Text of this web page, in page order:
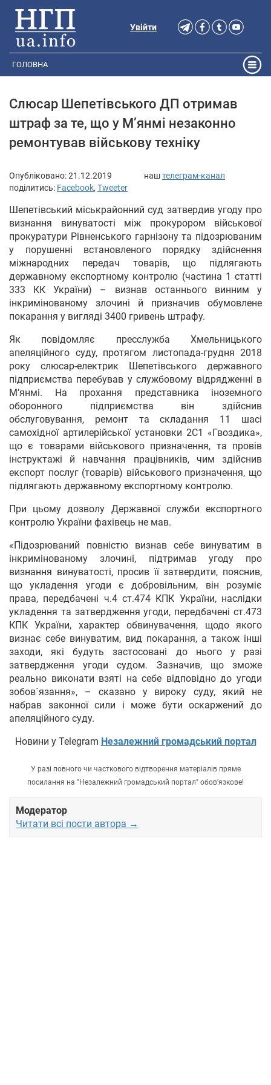
Увійти
ГОЛОВНА
Cлюсар Шепетівського ДП отримав
штраф за те, що у М’янмі незаконно
ремонтував військову техніку
Опубліковано:21.12.2019 наштелеграм-канал
поділитись: Facebook, Tweeter
Шепетівський міськрайонний суд затвердив угоду про
визнання винуватості між прокурором військової
прокуратури Рівненського гарнізону та підозрюваним
у порушенні встановленого порядку здійснення
міжнародних передач товарів, що підлягають
державному експортному контролю (частина 1 статті
333 КК України) – визнав останнього винним у
інкримінованому злочині й призначив обумовлене
покарання у вигляді 3400 гривень штрафу.
Як повідомляє пресслужба Хмельницького
апеляційного суду, протягом листопада-грудня 2018
року слюсар-електрик Шепетівського державного
підприємства перебував у службовому відрядженні в
М’янмі. На прохання представника іноземного
оборонного підприємства він здійснив
обслуговування, ремонт та складання 11 шасі
самохідної артилерійської установки 2С1 «Гвоздика»,
що є товарами військового призначення, та провів
інструктажі й навчання працівників, чим здійснив
експорт послуг (товарів) військового призначення, що
підлягають державному експортному контролю.
При цьому дозволу Державної служби експортного
контролю України фахівець не мав.
«Підозрюваний повністю визнав себе винуватим в
інкримінованому злочині, підтримав угоду про
визнання винуватості, просив її затвердити, пояснив,
що укладення угоди є добровільним, він розуміє
права, передбачені ч.4 ст.474 КПК України, наслідки
укладення та затвердження угоди, передбачені ст.473
КПК України, характер обвинувачення, щодо якого
визнає себе винуватим, вид покарання, а також інші
заходи, які будуть застосовані до нього у разі
затвердження угоди судом. Зазначив, що зможе
реально виконати взяті на себе відповідно до угоди
зобов`язання», – сказано у вироку суду, який не
набрав законної сили і може бути оскаржений до
апеляційного суду.
Новини у Telegram Незалежний громадський портал
У разі повного чи часткового відтворення матеріалів пряме
посилання на "Незалежний громадський портал" обов'язкове!
Модератор
Читати всі пости автора →